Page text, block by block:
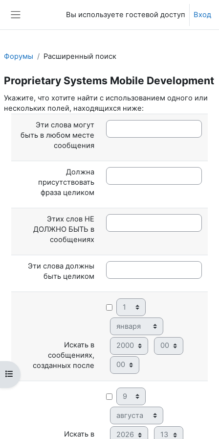
Вы используете гостевой доступ Вход
Открыть оглавление курса
Форумы Расширенный поиск
Proprietary Systems Mobile Development
Укажите, что хотите найти с использованием одного или
нескольких полей, находящихся ниже:
Эти слова могут
быть в любом месте
сообщения
Должна
присутствовать
фраза целиком
Этих слов НЕ
ДОЛЖНО БЫТЬ в
сообщениях
Эти слова должны
быть целиком
Искать в
сообщениях,
созданных после
День
Месяц
Год Час
Минута
Искать в
День
Месяц
Год Час